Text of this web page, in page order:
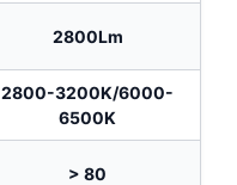
2800Lm
2800-3200K/6000-
6500K
> 80